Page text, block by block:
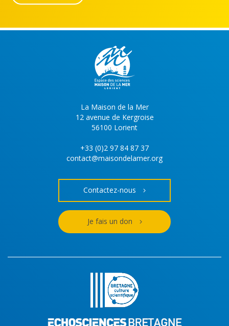
La Maison de la Mer
12 avenue de Kergroise
56100 Lorient
+33 (0)2 97 84 87 37
contact@maisondelamer.org
Contactez-nous
Je fais un don